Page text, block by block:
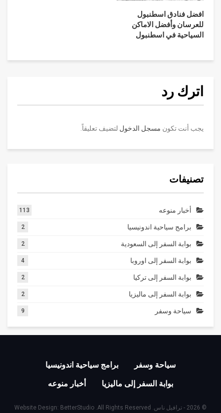
افضل فنادق اسطنبول
للعرسان وأفضل الاماكن
السياحية في اسطنبول
اترك رد
يجب أنت تكون مسجل الدخول لتضيف تعليقاً.
تصنيفات
أخبار منوعه 113
برامج سياحية اندونيسيا 2
بوابة السفر إلى السعودية 2
بوابة السفر إلى اوروبا 4
بوابة السفر إلى تركيا 2
بوابة السفر إلى ماليزيا 2
سياحة وسفر 9
سياحة وسفر
برامج سياحية اندونيسيا
بوابة السفر إلى ماليزيا
أخبار منوعه
© 2026 - ترافيل ناس. All Rights Reserved. Website Design: BetterStudio